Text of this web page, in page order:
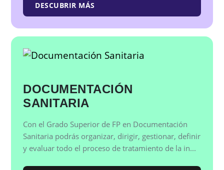
DESCUBRIR MÁS
DOCUMENTACIÓN
SANITARIA
Con el Grado Superior de FP en Documentación
Sanitaria podrás organizar, dirigir, gestionar, definir
y evaluar todo el proceso de tratamiento de la in...